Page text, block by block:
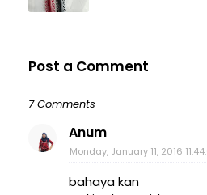
Post a Comment
7 Comments
Anum
Monday, January 11, 2016
bahaya kan